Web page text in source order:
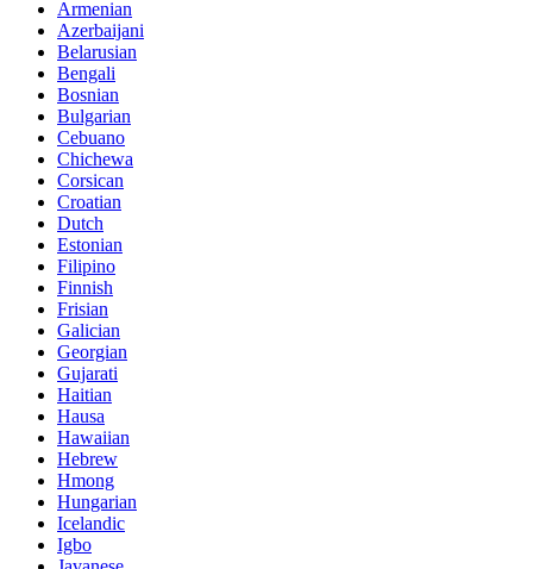
Armenian
Azerbaijani
Belarusian
Bengali
Bosnian
Bulgarian
Cebuano
Chichewa
Corsican
Croatian
Dutch
Estonian
Filipino
Finnish
Frisian
Galician
Georgian
Gujarati
Haitian
Hausa
Hawaiian
Hebrew
Hmong
Hungarian
Icelandic
Igbo